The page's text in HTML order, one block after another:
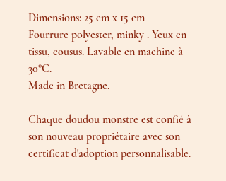
Dimensions: 25 cm x 15 cm
Fourrure polyester, minky . Yeux en
tissu, cousus. Lavable en machine à
30°C.
Made in Bretagne.
Chaque doudou monstre est confié à
son nouveau propriétaire avec son
certificat d'adoption personnalisable.